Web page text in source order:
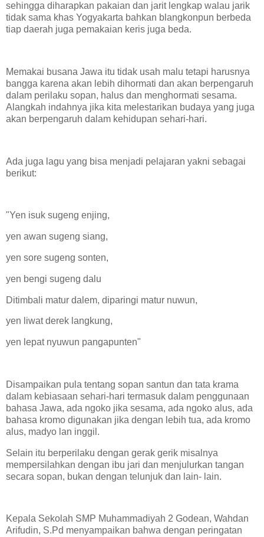
sehingga diharapkan pakaian dan jarit lengkap walau jarik
tidak sama khas Yogyakarta bahkan blangkonpun berbeda
tiap daerah juga pemakaian keris juga beda.
Memakai busana Jawa itu tidak usah malu tetapi harusnya
bangga karena akan lebih dihormati dan akan berpengaruh
dalam perilaku sopan, halus dan menghormati sesama.
Alangkah indahnya jika kita melestarikan budaya yang juga
akan berpengaruh dalam kehidupan sehari-hari.
Ada juga lagu yang bisa menjadi pelajaran yakni sebagai
berikut:
"Yen isuk sugeng enjing,
yen awan sugeng siang,
yen sore sugeng sonten,
yen bengi sugeng dalu
Ditimbali matur dalem, diparingi matur nuwun,
yen liwat derek langkung,
yen lepat nyuwun pangapunten"
Disampaikan pula tentang sopan santun dan tata krama
dalam kebiasaan sehari-hari termasuk dalam penggunaan
bahasa Jawa, ada ngoko jika sesama, ada ngoko alus, ada
bahasa kromo digunakan jika dengan lebih tua, ada kromo
alus, madyo lan inggil.
Selain itu berperilaku dengan gerak gerik misalnya
mempersilahkan dengan ibu jari dan menjulurkan tangan
secara sopan, bukan dengan telunjuk dan lain- lain.
Kepala Sekolah SMP Muhammadiyah 2 Godean, Wahdan
Arifudin, S.Pd menyampaikan bahwa dengan peringatan